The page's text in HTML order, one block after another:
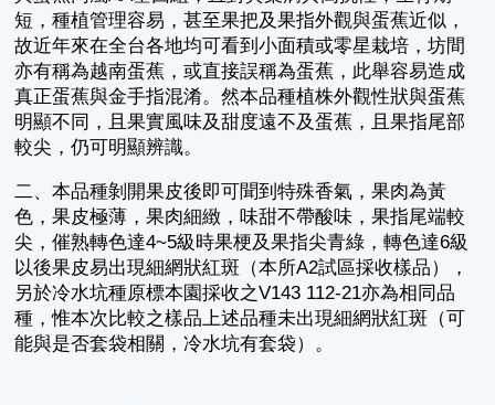
短，種植管理容易，甚至果把及果指外觀與蛋蕉近似，
故近年來在全台各地均可看到小面積或零星栽培，坊間
亦有稱為越南蛋蕉，或直接誤稱為蛋蕉，此舉容易造成
真正蛋蕉與金手指混淆。然本品種植株外觀性狀與蛋蕉
明顯不同，且果實風味及甜度遠不及蛋蕉，且果指尾部
較尖，仍可明顯辨識。
二、本品種剝開果皮後即可聞到特殊香氣，果肉為黃
色，果皮極薄，果肉細緻，味甜不帶酸味，果指尾端較
尖，催熟轉色達4~5級時果梗及果指尖青綠，轉色達6級
以後果皮易出現細網狀紅斑（本所A2試區採收樣品），
另於冷水坑種原標本園採收之V143 112-21亦為相同品
種，惟本次比較之樣品上述品種未出現細網狀紅斑（可
能與是否套袋相關，冷水坑有套袋）。